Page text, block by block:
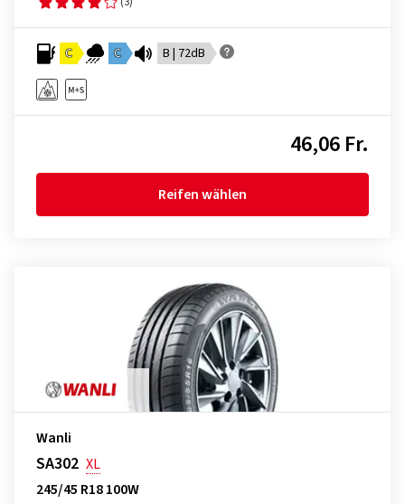
C C B | 72dB
46,06 Fr.
Reifen wählen
Wanli
SA302 XL
245/45 R18 100W